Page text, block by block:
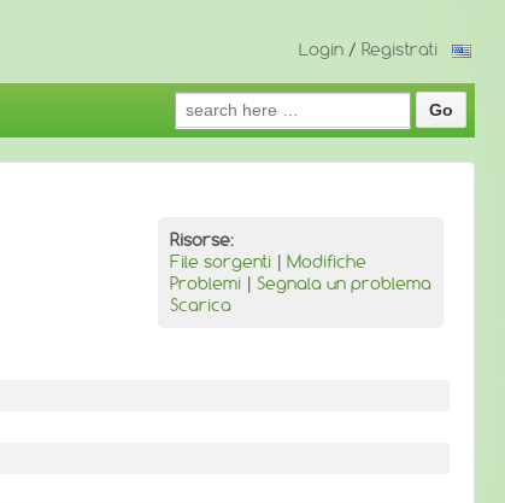
Login / Registrati
Search
for:
Risorse:
File sorgenti | Modifiche
Problemi | Segnala un problema
Scarica